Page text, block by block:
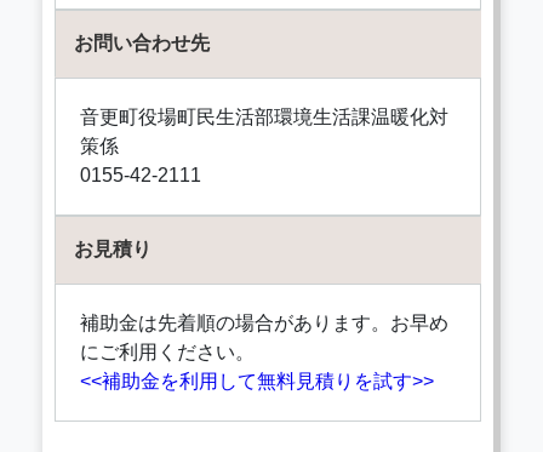
お問い合わせ先
音更町役場町民生活部環境生活課温暖化対
策係
0155-42-2111
お見積り
補助金は先着順の場合があります。お早め
にご利用ください。
<<補助金を利用して無料見積りを試す>>